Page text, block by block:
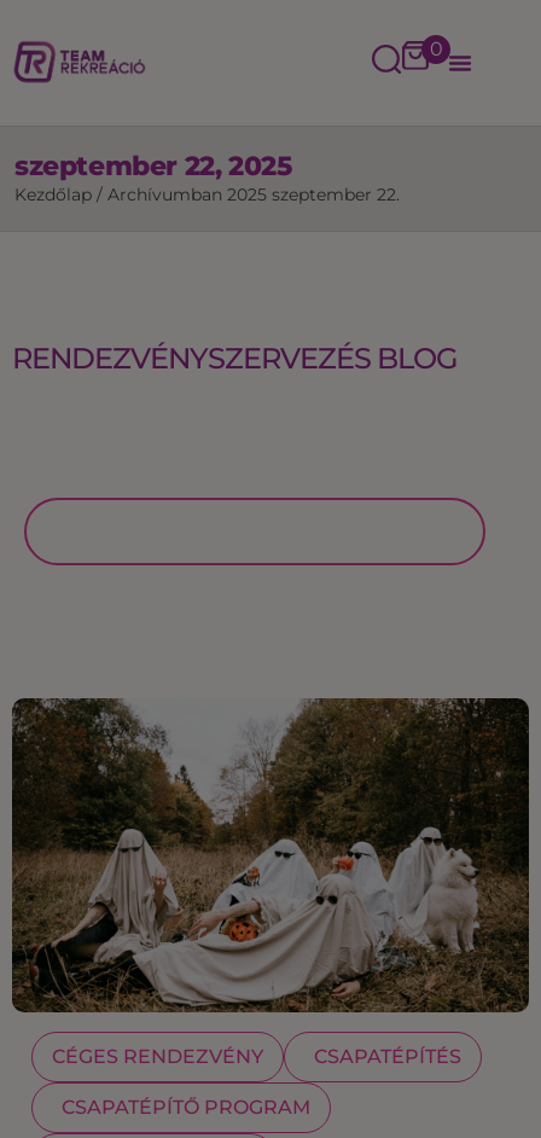
0
szeptember 22, 2025
Kezdőlap / Archívumban 2025 szeptember 22.
RENDEZVÉNYSZERVEZÉS BLOG
CÉGES RENDEZVÉNY CSAPATÉPÍTÉS
CSAPATÉPÍTŐ PROGRAM